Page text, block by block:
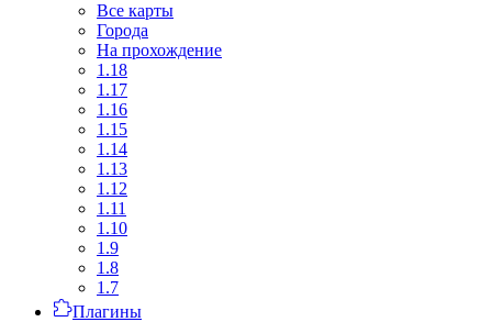
Все карты
Города
На прохождение
1.18
1.17
1.16
1.15
1.14
1.13
1.12
1.11
1.10
1.9
1.8
1.7
Плагины